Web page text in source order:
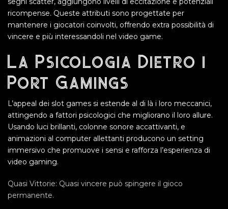
ricompense. Queste attributi sono progettate per
mantenere i giocatori coinvolti, offrendo extra possibilità di
vincere e più interessandoli nel video game.
La Psicologia Dietro i
Port Gamings
L’appeal dei slot games si estende al di là i loro meccanici,
attingendo a fattori psicologici che migliorano il loro allure.
Usando luci brillanti, colonne sonore accattivanti, e
animazioni al computer allettanti producono un setting
immersivo che promuove i sensi e rafforza l’esperienza di
video gaming.
Quasi Vittorie: Quasi vincere può spingere il gioco
permanente.